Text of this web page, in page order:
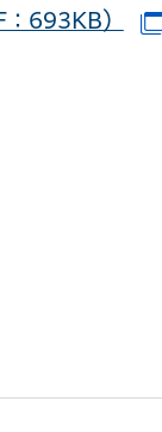
693KB）